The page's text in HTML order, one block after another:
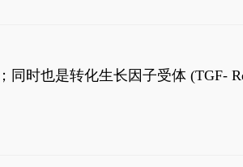
同时也是转化生长因子受体 (TGF-